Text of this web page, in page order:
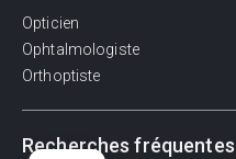
Opticien
Ophtalmologiste
Orthoptiste
Recherches fréquentes